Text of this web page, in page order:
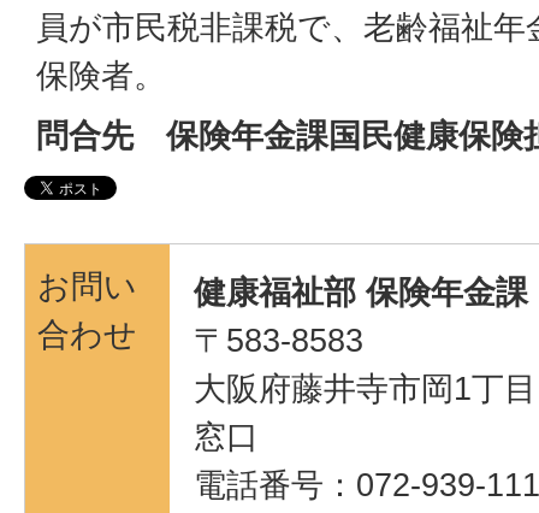
員が市民税非課税で、老齢福祉
保険者。
問合先 保険年金課国民健康保険
お問い
合わせ
健康福祉部 保険年金課
〒583-8583
大阪府藤井寺市岡1丁
窓口
電話番号：072-939-